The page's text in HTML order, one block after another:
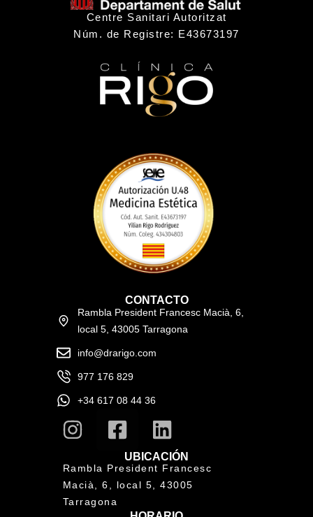
Centre Sanitari Autoritzat
Núm. de Registre: E43673197
CONTACTO
Rambla President Francesc Macià, 6,
local 5, 43005 Tarragona
info@drarigo.com
977 176 829
+34 617 08 44 36
UBICACIÓN
Rambla President Francesc
Macià, 6, local 5, 43005
Tarragona